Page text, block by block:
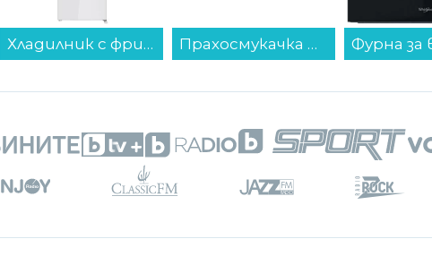
Хладилник с фризер Finlux FBN340W GLASS , 322 l, E , No Frost , Бяло стъкло... Прахосмукачка робот Dreame MATRIX 10 Ultra RLX95CE...